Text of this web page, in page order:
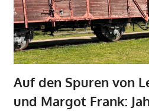
Auf den Spuren von
und Margot Frank: